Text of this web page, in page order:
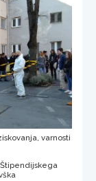
varnosti